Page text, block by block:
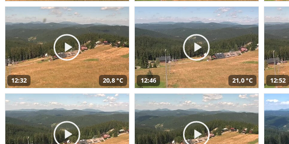
12:32 20,8 °C 12:46 21,0 °C 12:52